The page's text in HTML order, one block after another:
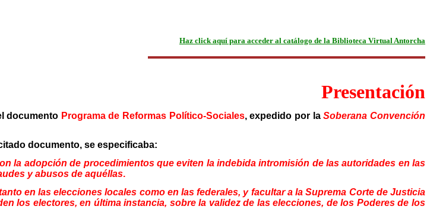
Haz click aquí para acceder al catálogo de la Biblioteca Virtual Antorcha
Presentación
documento Programa de Reformas Político-Sociales, expedido por laSoberana Convención
documento, se especificaba:
la adopción de procedimientos que eviten la indebida intromisión de las autoridades en las
y abusos de aquéllas.
en las elecciones locales como en las federales, y facultar a la Suprema Corte de Justicia
los electores, en última instancia, sobre la validez de las elecciones, de los Poderes de los